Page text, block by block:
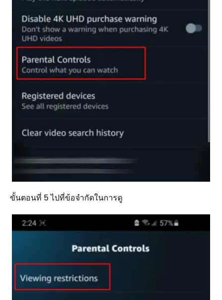
ขั้นตอนที่ 5 ไปที่ข้อจำกัดในการดู